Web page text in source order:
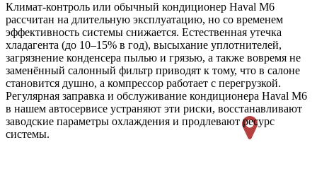
Климат-контроль или обычный кондиционер Haval M6
рассчитан на длительную эксплуатацию, но со временем
эффективность системы снижается. Естественная утечка
хладагента (до 10–15% в год), высыхание уплотнителей,
загрязнение конденсера пылью и грязью, а также вовремя не
заменённый салонный фильтр приводят к тому, что в салоне
становится душно, а компрессор работает с перегрузкой.
Регулярная заправка и обслуживание кондиционера Haval M6
в нашем автосервисе устраняют эти риски, восстанавливают
заводские параметры охлаждения и продлевают ресурс
системы.